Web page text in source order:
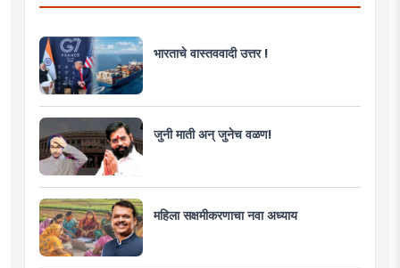
भारताचे वास्तववादी उत्तर !
जुनी माती अन् जुनेच वळण!
महिला सक्षमीकरणाचा नवा अध्याय